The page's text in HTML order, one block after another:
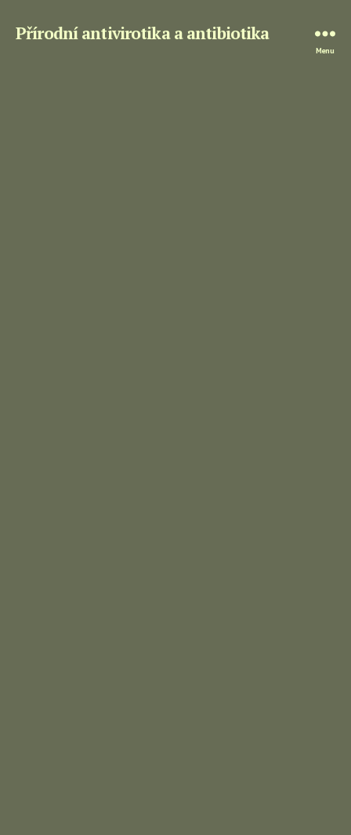
Přírodní antivirotika a antibiotika
Menu